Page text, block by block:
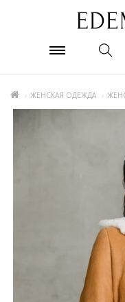
ЖЕНСКАЯ ОДЕЖДА